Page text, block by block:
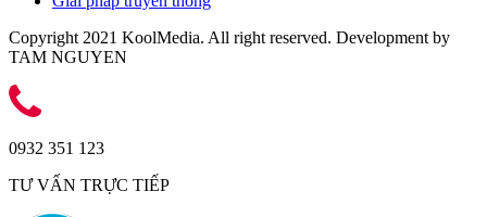
Copyright 2021 KoolMedia. All right reserved. Development by
TAM NGUYEN
0932 351 123
TƯ VẤN TRỰC TIẾP